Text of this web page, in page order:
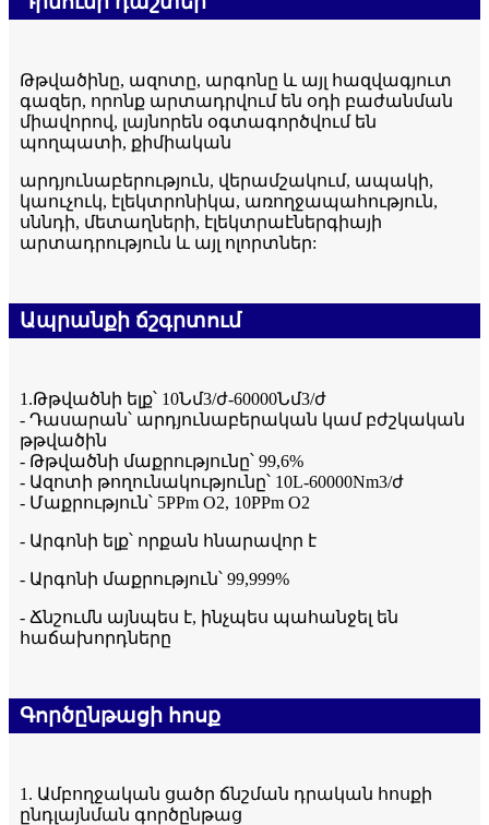
Թթվածինը, ազոտը, արգոնը և այլ հազվագյուտ
գազեր, որոնք արտադրվում են օդի բաժանման
միավորով, լայնորեն օգտագործվում են
պողպատի, քիմիական
արդյունաբերություն, վերամշակում, ապակի,
կաուչուկ, էլեկտրոնիկա, առողջապահություն,
սննդի, մետաղների, էլեկտրաէներգիայի
արտադրություն և այլ ոլորտներ:
Ապրանքի ճշգրտում
1.Թթվածնի ելք՝ 10Նմ3/ժ-60000Նմ3/ժ
- Դասարան՝ արդյունաբերական կամ բժշկական
թթվածին
- Թթվածնի մաքրությունը՝ 99,6%
- Ազոտի թողունակությունը՝ 10L-60000Nm3/ժ
- Մաքրություն՝ 5PPm O2, 10PPm O2
- Արգոնի ելք՝ որքան հնարավոր է
- Արգոնի մաքրություն՝ 99,999%
- Ճնշումն այնպես է, ինչպես պահանջել են
հաճախորդները
Գործընթացի հոսք
1. Ամբողջական ցածր ճնշման դրական հոսքի
ընդլայնման գործընթաց